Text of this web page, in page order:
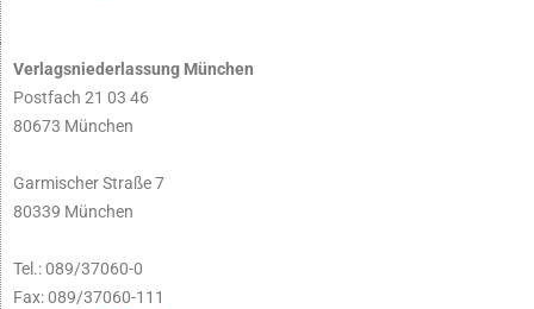
Verlagsniederlassung München
Postfach 21 03 46
80673 München
Garmischer Straße 7
80339 München
Tel.: 089/37060-0
Fax: 089/37060-111